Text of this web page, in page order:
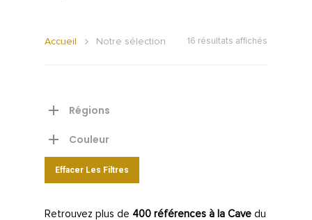
16 résultats affichés
Accueil Notre sélection
Régions
Couleur
Effacer Les Filtres
Retrouvez plus de 400 références à la Cave du